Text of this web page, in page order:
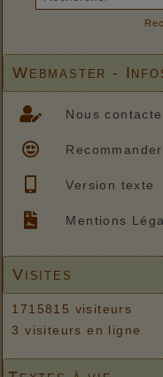
Webmaster -
Nous
Recommander
Version texte
Mentions
Visites
1715815 visiteurs
3 visiteurs en ligne